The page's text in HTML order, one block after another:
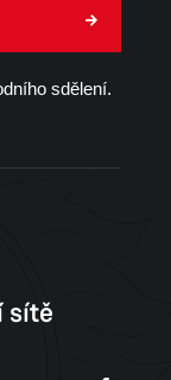
sdělení.
sítě